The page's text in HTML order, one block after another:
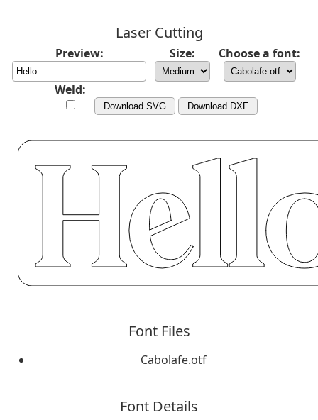
Laser Cutting
Preview: Size: Choose a font:
Weld:
Download SVG Download DXF
Font Files
Cabolafe.otf
Font Details